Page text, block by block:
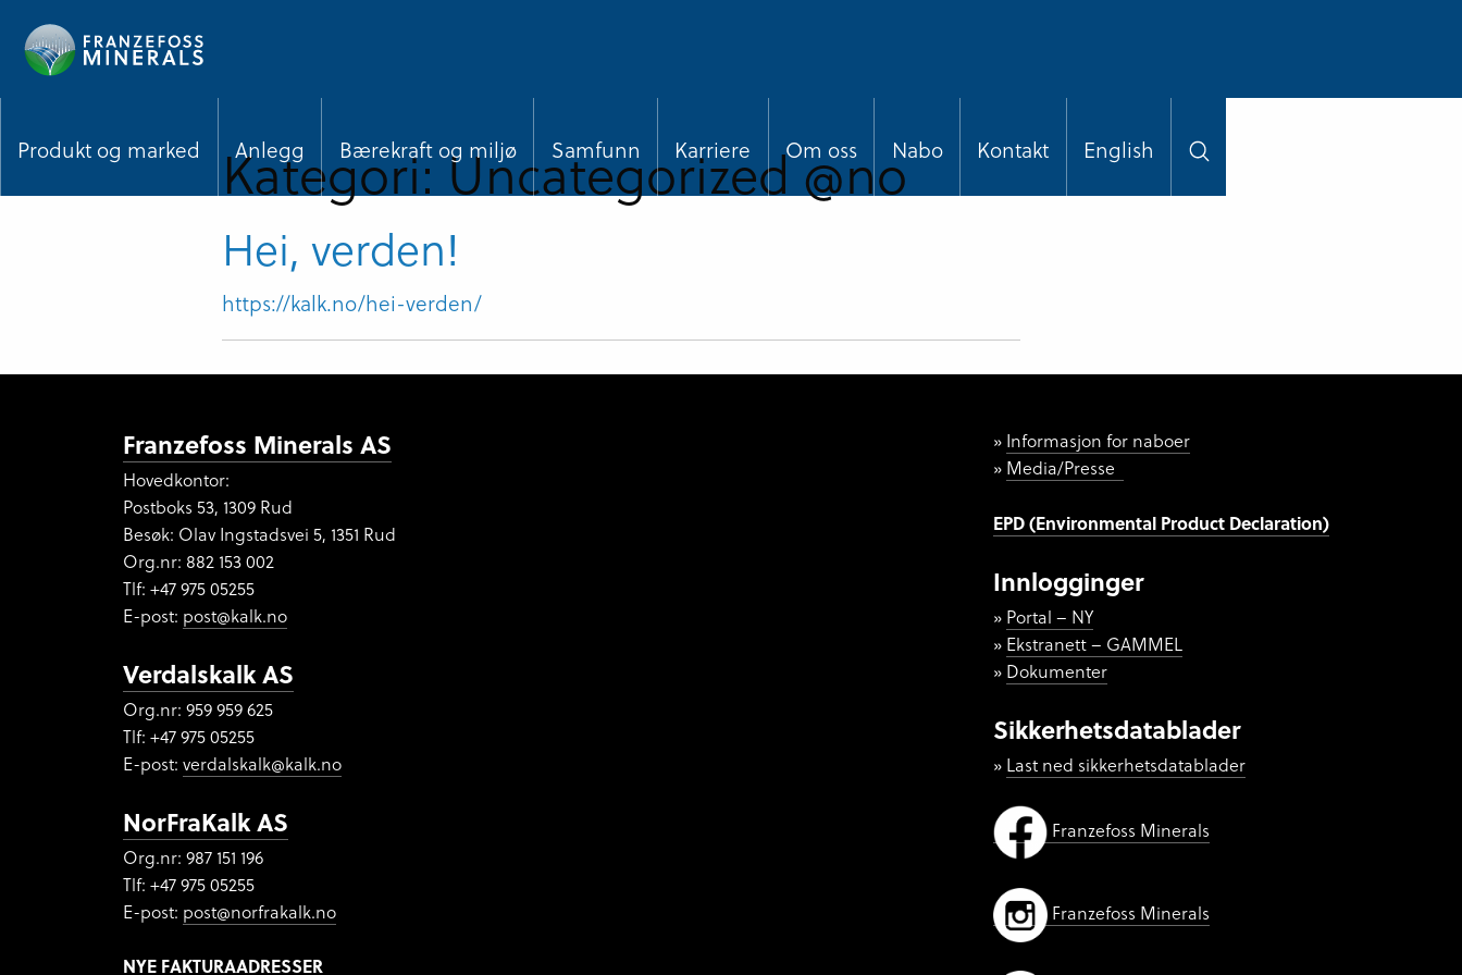
hovedinnhold
Produkt og marked Anlegg Bærekraft og miljø Samfunn Karriere Om oss Nabo Kontakt English
Kategori:Uncategorized @no
Hei, verden!
https://kalk.no/hei-verden/
Franzefoss Minerals AS
Hovedkontor:
Postboks 53, 1309 Rud
Besøk: Olav Ingstadsvei 5, 1351 Rud
Org.nr: 882 153 002
Tlf: +47 975 05255
E-post: post@kalk.no
Verdalskalk AS
Org.nr: 959 959 625
Tlf: +47 975 05255
E-post: verdalskalk@kalk.no
NorFraKalk AS
Org.nr: 987 151 196
Tlf: +47 975 05255
E-post: post@norfrakalk.no
NYE FAKTURAADRESSER
Informasjon for naboer
Media/Presse
EPD (Environmental Product Declaration)
Innlogginger
Portal – NY
Ekstranett – GAMMEL
Dokumenter
Sikkerhetsdatablader
Last ned sikkerhetsdatablader
Franzefoss Minerals
Franzefoss Minerals